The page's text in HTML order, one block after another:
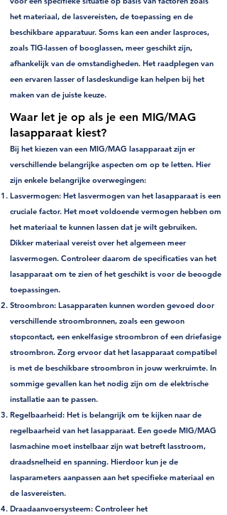
het materiaal, de lasvereisten, de toepassing en de
beschikbare apparatuur. Soms kan een ander lasproces,
zoals TIG-lassen of booglassen, meer geschikt zijn,
afhankelijk van de omstandigheden. Het raadplegen van
een ervaren lasser of lasdeskundige kan helpen bij het
maken van de juiste keuze.
Waar let je op als je een MIG/MAG
lasapparaat kiest?
Bij het kiezen van een MIG/MAG lasapparaat zijn er
verschillende belangrijke aspecten om op te letten. Hier
zijn enkele belangrijke overwegingen:
Lasvermogen: Het lasvermogen van het lasapparaat is een
cruciale factor. Het moet voldoende vermogen hebben om
het materiaal te kunnen lassen dat je wilt gebruiken.
Dikker materiaal vereist over het algemeen meer
lasvermogen. Controleer daarom de specificaties van het
lasapparaat om te zien of het geschikt is voor de beoogde
toepassingen.
Stroombron: Lasapparaten kunnen worden gevoed door
verschillende stroombronnen, zoals een gewoon
stopcontact, een enkelfasige stroombron of een driefasige
stroombron. Zorg ervoor dat het lasapparaat compatibel
is met de beschikbare stroombron in jouw werkruimte. In
sommige gevallen kan het nodig zijn om de elektrische
installatie aan te passen.
Regelbaarheid: Het is belangrijk om te kijken naar de
regelbaarheid van het lasapparaat. Een goede MIG/MAG
lasmachine moet instelbaar zijn wat betreft lasstroom,
draadsnelheid en spanning. Hierdoor kun je de
lasparameters aanpassen aan het specifieke materiaal en
de lasvereisten.
Draadaanvoersysteem: Controleer het